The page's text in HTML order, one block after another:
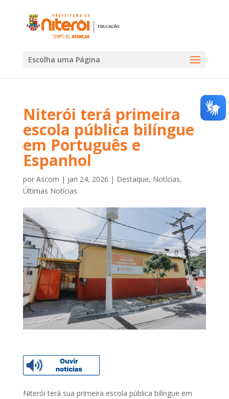
Escolha uma Página
Niterói terá primeira
escola pública bilíngue
em Português e
Espanhol
por Ascom | jan 24, 2026 | Destaque, Notícias,
Últimas Notícias
Niterói terá sua primeira escola pública bilíngue em